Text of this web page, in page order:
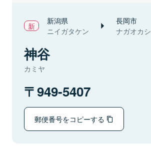
新潟県
ニイガタケン
長岡市
ナガオカシ
神谷
カミヤ
949-5407
郵便番号をコピーする